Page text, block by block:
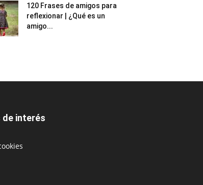
120 Frases de amigos para
reflexionar | ¿Qué es un
amigo...
de interés